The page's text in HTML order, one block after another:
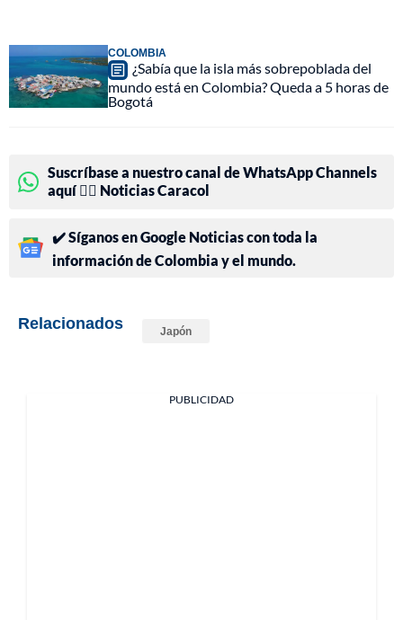
COLOMBIA
¿Sabía que la isla más sobrepoblada del
mundo está en Colombia? Queda a 5 horas de
Bogotá
Suscríbase a nuestro canal de WhatsApp Channels
aquí 👉🏻 Noticias Caracol
✔️ Síganos en Google Noticias con toda la
información de Colombia y el mundo.
Relacionados Japón
PUBLICIDAD